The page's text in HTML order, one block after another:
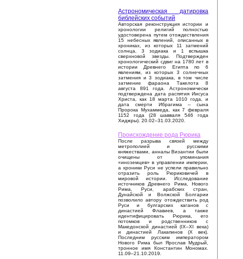
Астрономическая датировка
библейских событий
Авторская реконструкция истории и
хронологии религий полностью
удостоверена путем отождествления
15 небесных явлений, описанных в
хрониках, из которых 11 затмений
солнца, 3 зодиака и 1 вспышка
сверхновой звезды. Подтвержден
хронологический сдвиг на 1780 лет в
истории Древнего Египта по 6
явлениям, из которых 3 солнечных
затмения и 3 зодиака, в том числе
затмение фараона Такелота 8
августа 891 года. Астрономически
подтверждена дата распятия Иисуса
Христа, как 18 марта 1010 года, и
дата смерти Ибрагима – сына
Пророка Мухаммеда, как 7 февраля
1152 года (28 шавваля 546 года
Хиджры). 20.02–31.03.2020.
Происхождение рода Рюрика
После разрыва связей между
метрополией и русскими
княжествами, анналы Византии были
очищены от упоминания
«иноземцев» в управлении империи,
а хроники Руси не успели правильно
отразить роль Рюриковичей в
мировой истории. Исследование
источников Древнего Рима, Нового
Рима, Руси, арабских стран,
Дунайской и Волжской Болгарии
позволило автору отождествить род
Руси и булгарских каганов с
династией Флавиев, а также
идентифицировать Рюрика, его
потомков и родственников с
Македонской династией (IX–XI века)
и династией Лакапинов (X век).
Последним русским императором
Нового Рима был Ярослав Мудрый,
тронное имя Константин Мономах.
11.09–21.10.2019.